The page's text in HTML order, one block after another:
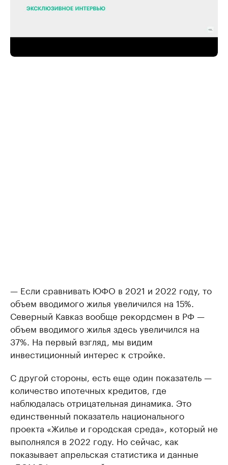
— Насколько строительная отрасль ЮФО и
СКФО сегодня привлекательна для инвесторов?
— Если сравнивать ЮФО в 2021 и 2022 году, то
объем вводимого жилья увеличился на 15%.
Северный Кавказ вообще рекордсмен в РФ —
объем вводимого жилья здесь увеличился на
37%. На первый взгляд, мы видим
инвестиционный интерес к стройке.
С другой стороны, есть еще один показатель —
количество ипотечных кредитов, где
наблюдалась отрицательная динамика. Это
единственный показатель национального
проекта «Жилье и городская среда», который не
выполнялся в 2022 году. Но сейчас, как
показывает апрельская статистика и данные